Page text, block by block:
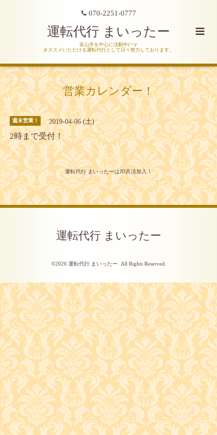
070-2251-0777
運転代行 まいったー
富山市を中心に活動中(^^)/
オススメいただける運転代行として日々努力しております。
営業カレンダー！
週末営業！ 2019-04-06 (土)
2時まで受付！
運転代行 まいったーはJD共済加入！
運転代行 まいったー
©2026 運転代行 まいったー . All Rights Reserved.